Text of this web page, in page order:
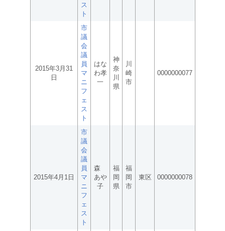
ス
ト
2015年3月31
日
市
議
会
議
員
マ
ニ
フ
ェ
ス
ト
はな
わ孝
一
神
奈
川
県
川
崎
市
0000000077
2015年4月1日
市
議
会
議
員
マ
ニ
フ
ェ
ス
ト
森
あや
子
福
岡
県
福
岡
市
東区 0000000078